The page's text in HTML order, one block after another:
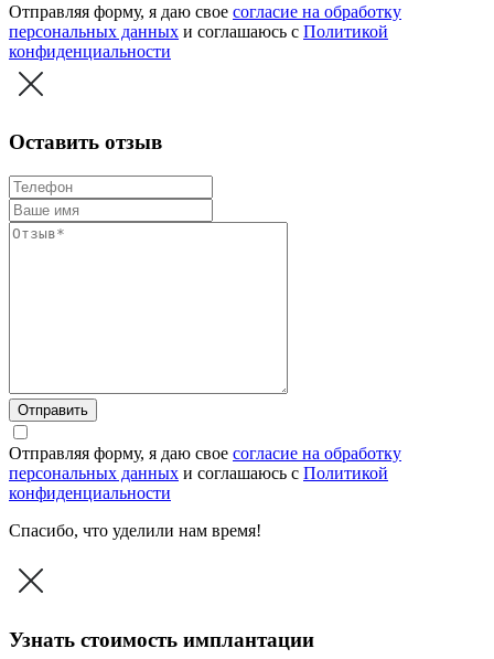
Отправляя форму, я даю свое согласие на обработку
персональных данных и соглашаюсь c Политикой
конфиденциальности
Оставить отзыв
Отправить
Отправляя форму, я даю свое согласие на обработку
персональных данных и соглашаюсь c Политикой
конфиденциальности
Спасибо, что уделили нам время!
Узнать стоимость имплантации